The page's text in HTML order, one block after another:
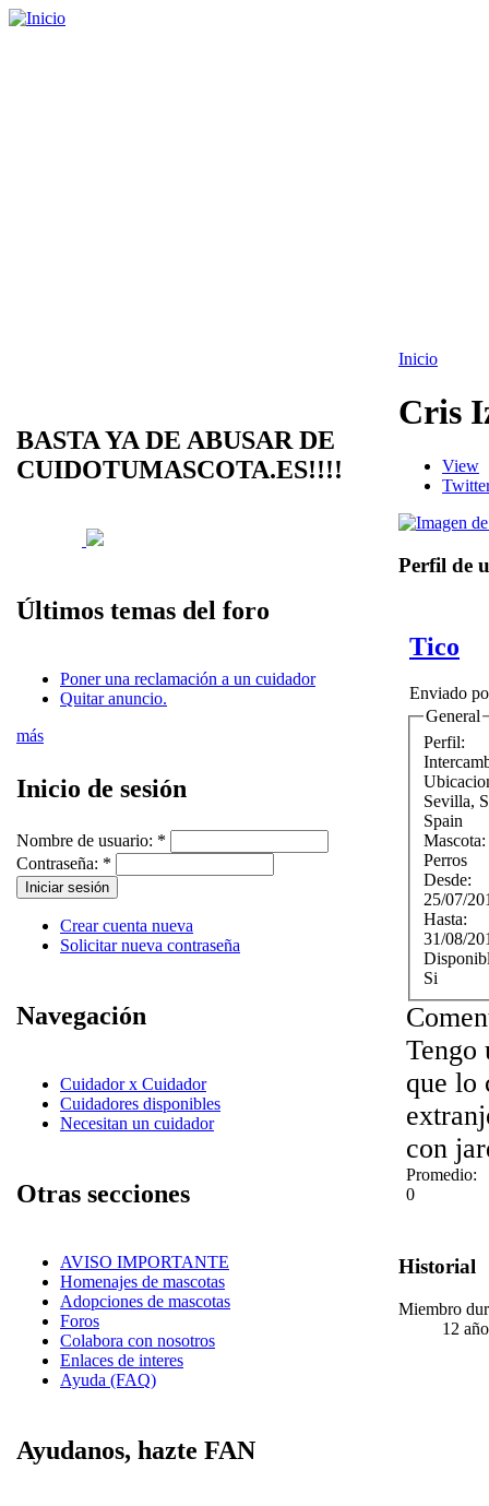
BASTA YA DE ABUSAR DE
CUIDOTUMASCOTA.ES!!!!
Últimos temas del foro
Poner una reclamación a un cuidador
Quitar anuncio.
más
Inicio de sesión
Nombre de usuario: *
Contraseña: *
Crear cuenta nueva
Solicitar nueva contraseña
Navegación
Cuidador x Cuidador
Cuidadores disponibles
Necesitan un cuidador
Otras secciones
AVISO IMPORTANTE
Homenajes de mascotas
Adopciones de mascotas
Foros
Colabora con nosotros
Enlaces de interes
Ayuda (FAQ)
Ayudanos, hazte FAN
Inicio
Cris
View
Perfil de
Tico
Enviado
General
Perfil:
Sevilla,
Spain
Mascota:
Perros
Desde:
25/07/
Hasta:
31/08/
Si
Tengo
que lo
con
Promedio:
0
Historial
Miembro
12